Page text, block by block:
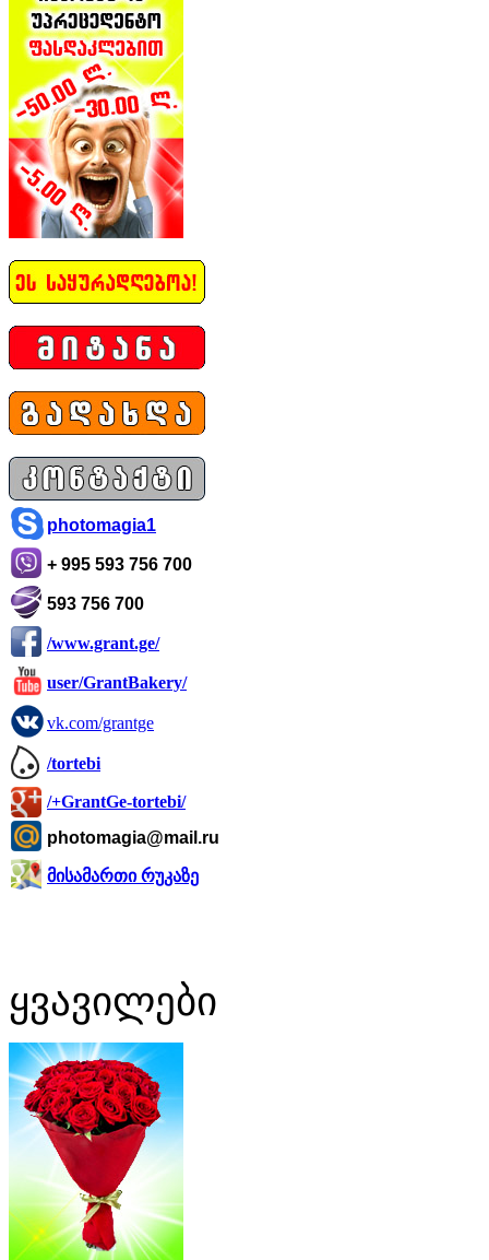
photomagia1
+ 995 593 756 700
593 756 700
/www.grant.ge/
user/GrantBakery/
vk.com/grantge
/tortebi
/+GrantGe-tortebi/
photomagia@mail.ru
მისამართი რუკაზე
ყვავილები